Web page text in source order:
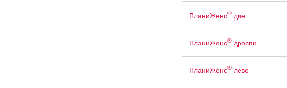
ПланиЖенс®дие
ПланиЖенс®дроспи
ПланиЖенс®лево